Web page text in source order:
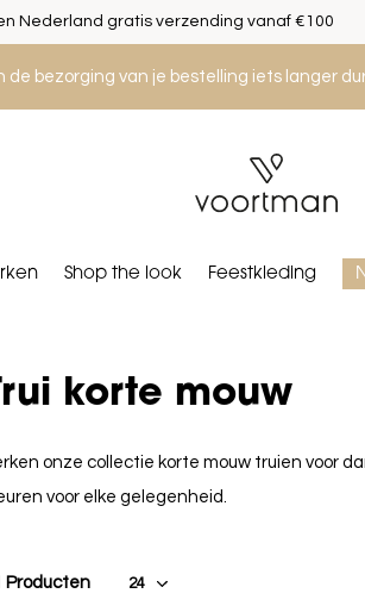
de bezorging van je bestelling iets langer
Shop the look Feestkleding
Nederland gratis verzending vanaf €100
korte mouw
onze collectie korte mouw truien voor
voor elke gelegenheid.
Producten